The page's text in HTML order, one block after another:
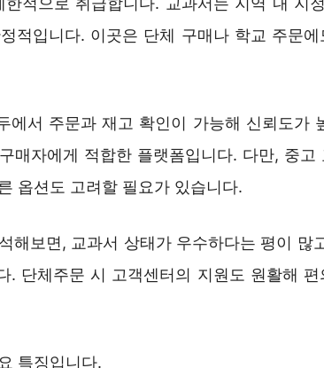
적입니다. 이곳은 단체 구매나 학교 주문
에서 주문과 재고 확인이 가능해 신뢰도가
매자에게 적합한 플랫폼입니다. 다만, 중고
옵션도 고려할 필요가 있습니다.
해보면, 교과서 상태가 우수하다는 평이 많
. 단체주문 시 고객센터의 지원도 원활해
특징입니다.